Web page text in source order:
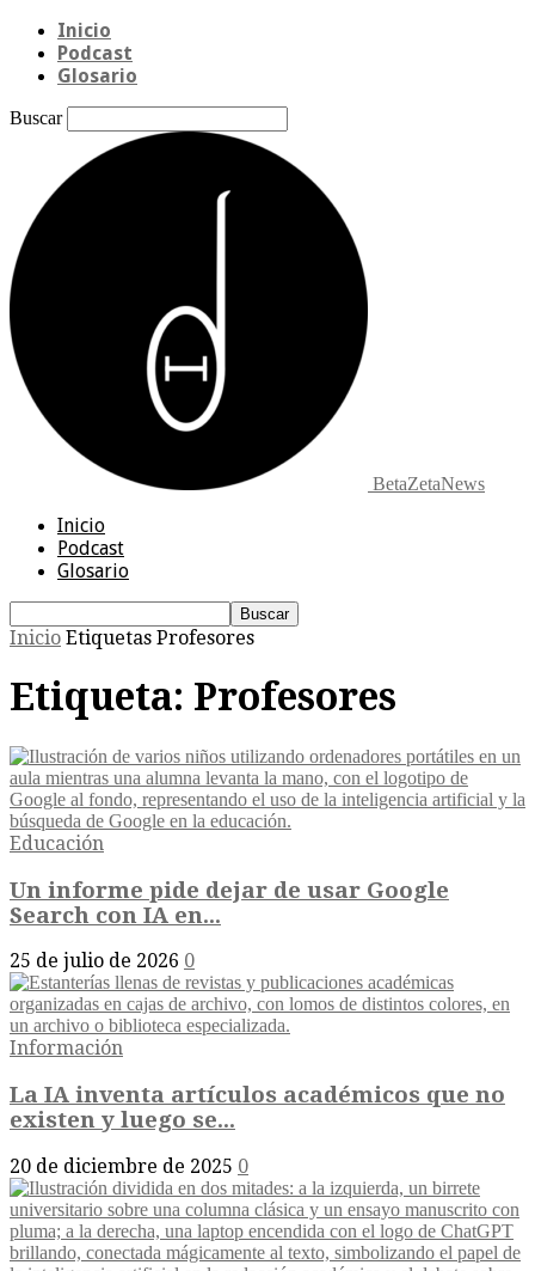
Inicio
Podcast
Glosario
Buscar
BetaZetaNews
Inicio
Podcast
Glosario
Inicio Etiquetas Profesores
Etiqueta: Profesores
Educación
Un informe pide dejar de usar Google
Search con IA en...
25 de julio de 2026 0
Información
La IA inventa artículos académicos que no
existen y luego se...
20 de diciembre de 2025 0